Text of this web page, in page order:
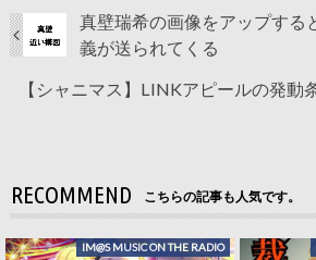
真壁瑞希の画像をアップする
義が送られてくる
【シャニマス】LINKアピールの発動
RECOMMEND こちらの記事も人気です。
IM@S MUSIC ON THE RADIO